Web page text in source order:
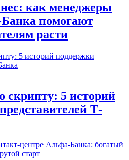
как менеджеры
помогают
расти
скрипту: 5 историй
Т-